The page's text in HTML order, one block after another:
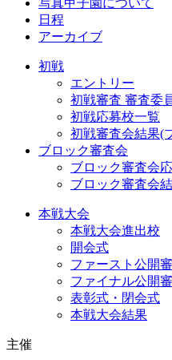
日程
アーカイブ
初戦
エントリー
初戦審査 審査委
初戦応募校一覧
初戦審査会結果(
ブロック審査会
ブロック審査会
ブロック審査会
本戦大会
本戦大会進出校
開会式
ファースト公開
ファイナル公開
表彰式・閉会式
本戦大会結果
主催